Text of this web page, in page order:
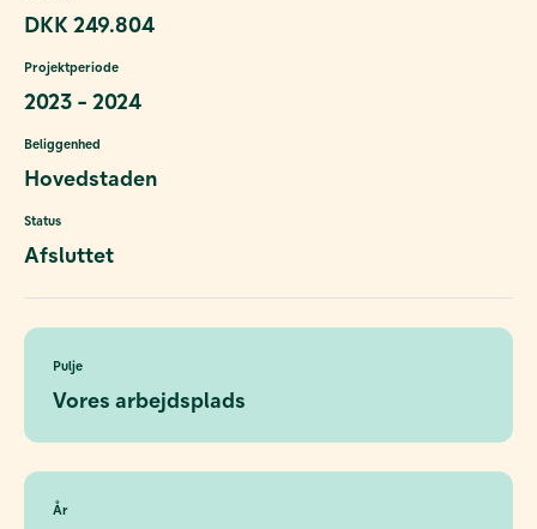
DKK 249.804
Projektperiode
2023 - 2024
Beliggenhed
Hovedstaden
Status
Afsluttet
Pulje
Vores arbejdsplads
År